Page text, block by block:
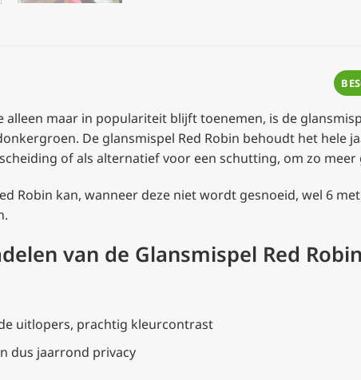
alleen maar in populariteit blijft toenemen, is de
De glansmispel Red Robin behoudt het
of als alternatief voor een schutting, om zo
Robin kan, wanneer deze niet wordt gesnoeid, wel 6
van de Glansmispel Red Robin
uitlopers, prachtig kleurcontrast
dus jaarrond privacy